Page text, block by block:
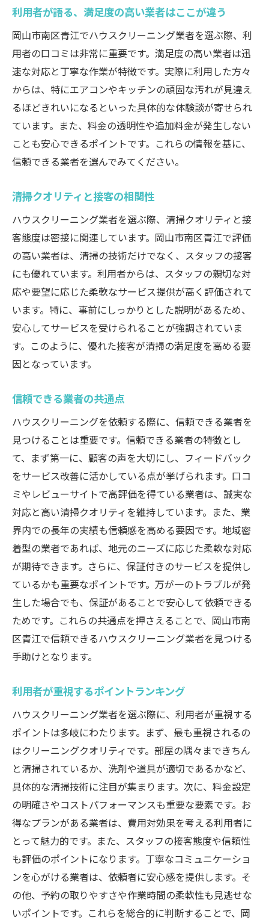
利用者が語る、満足度の高い業者はここが違う
岡山市南区青江でハウスクリーニング業者を選ぶ際、利
用者の口コミは非常に重要です。満足度の高い業者は迅
速な対応と丁寧な作業が特徴です。実際に利用した方々
からは、特にエアコンやキッチンの頑固な汚れが見違え
るほどきれいになるといった具体的な体験談が寄せられ
ています。また、料金の透明性や追加料金が発生しない
ことも安心できるポイントです。これらの情報を基に、
信頼できる業者を選んでみてください。
清掃クオリティと接客の相関性
ハウスクリーニング業者を選ぶ際、清掃クオリティと接
客態度は密接に関連しています。岡山市南区青江で評価
の高い業者は、清掃の技術だけでなく、スタッフの接客
にも優れています。利用者からは、スタッフの親切な対
応や要望に応じた柔軟なサービス提供が高く評価されて
います。特に、事前にしっかりとした説明があるため、
安心してサービスを受けられることが強調されていま
す。このように、優れた接客が清掃の満足度を高める要
因となっています。
信頼できる業者の共通点
ハウスクリーニングを依頼する際に、信頼できる業者を
見つけることは重要です。信頼できる業者の特徴とし
て、まず第一に、顧客の声を大切にし、フィードバック
をサービス改善に活かしている点が挙げられます。口コ
ミやレビューサイトで高評価を得ている業者は、誠実な
対応と高い清掃クオリティを維持しています。また、業
界内での長年の実績も信頼感を高める要因です。地域密
着型の業者であれば、地元のニーズに応じた柔軟な対応
が期待できます。さらに、保証付きのサービスを提供し
ているかも重要なポイントです。万が一のトラブルが発
生した場合でも、保証があることで安心して依頼できる
ためです。これらの共通点を押さえることで、岡山市南
区青江で信頼できるハウスクリーニング業者を見つける
手助けとなります。
利用者が重視するポイントランキング
ハウスクリーニング業者を選ぶ際に、利用者が重視する
ポイントは多岐にわたります。まず、最も重視されるの
はクリーニングクオリティです。部屋の隅々まできちん
と清掃されているか、洗剤や道具が適切であるかなど、
具体的な清掃技術に注目が集まります。次に、料金設定
の明確さやコストパフォーマンスも重要な要素です。お
得なプランがある業者は、費用対効果を考える利用者に
とって魅力的です。また、スタッフの接客態度や信頼性
も評価のポイントになります。丁寧なコミュニケーショ
ンを心がける業者は、依頼者に安心感を提供します。そ
の他、予約の取りやすさや作業時間の柔軟性も見逃せな
いポイントです。これらを総合的に判断することで、岡